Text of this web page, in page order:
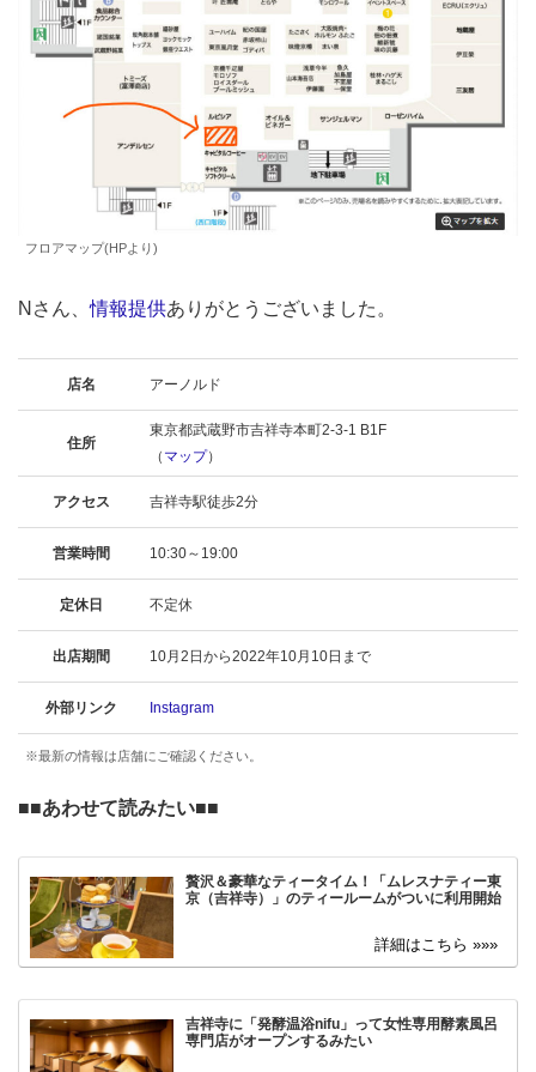
フロアマップ(HPより)
Nさん、情報提供ありがとうございました。
店名 アーノルド
住所
東京都武蔵野市吉祥寺本町2-3-1 B1F
（ マップ）
アクセス 吉祥寺駅徒歩2分
営業時間 10:30～19:00
定休日 不定休
出店期間 10月2日から2022年10月10日まで
外部リンク Instagram
※最新の情報は店舗にご確認ください。
■■あわせて読みたい■■
贅沢＆豪華なティータイム！「ムレスナティー東
京（吉祥寺）」のティールームがついに利用開始
吉祥寺に「発酵温浴nifu」って女性専用酵素風呂
専門店がオープンするみたい